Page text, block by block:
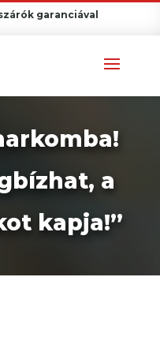
garanciával
a
kapja!”